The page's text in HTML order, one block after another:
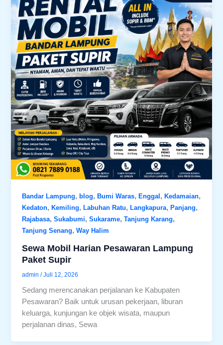
Bandar Lampung,blog,Bumi Waras,Enggal ,Kedamaian,
Kedaton,Kemiling,Labuhan Ratu,Langkapura,Panjang,
Rajabasa,Sukabumi,Sukarame,Tanjung Karang,
Tanjung Senang,Way Halim
Sewa Mobil Harian Pesawaran Lampung
Paket Supir
admin/Juli 12, 2026
Sedang merencanakan perjalanan ke Kabupaten
Pesawaran? Baik untuk urusan pekerjaan, liburan
keluarga, kunjungan ke objek wisata, maupun
perjalanan dinas, Sewa